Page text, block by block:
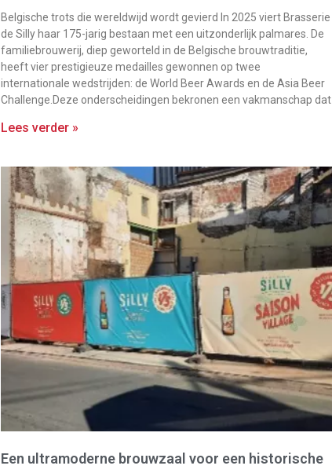
Belgische trots die wereldwijd wordt gevierd In 2025 viert Brasserie
de Silly haar 175-jarig bestaan met een uitzonderlijk palmares. De
familiebrouwerij, diep geworteld in de Belgische brouwtraditie,
heeft vier prestigieuze medailles gewonnen op twee
internationale wedstrijden: de World Beer Awards en de Asia Beer
Challenge.Deze onderscheidingen bekronen een vakmanschap dat
Lees verder »
Een ultramoderne brouwzaal voor een historische